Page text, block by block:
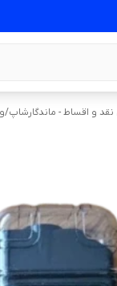
و اقساط - ماندگارشاپ/